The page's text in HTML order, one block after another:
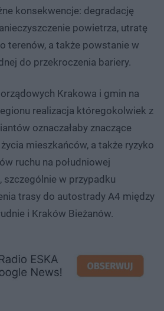
konsekwencje: degradację
powietrza, utratę
terenów, a także powstanie w
do przekroczenia bariery.
Krakowa i gmin na
realizacja któregokolwiek z
oznaczałaby znaczące
mieszkańców, a także ryzyko
ruchu na południowej
w przypadku
trasy do autostrady A4 między
i Kraków Bieżanów.